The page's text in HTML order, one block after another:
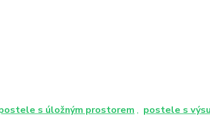
s úložným prostorem , postele s